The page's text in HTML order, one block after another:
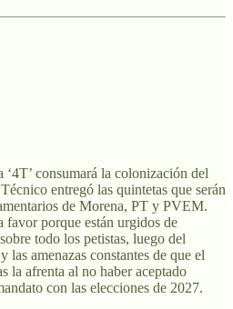
‘4T’ consumará la colonización del
entregó las quintetas que serán
de Morena, PT y PVEM.
favor porque están urgidos de
todo los petistas, luego del
las amenazas constantes de que el
la afrenta al no haber aceptado
con las elecciones de 2027.